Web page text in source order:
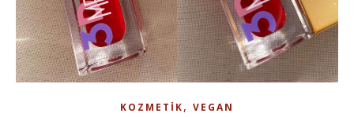
KOZMETIK, VEGAN